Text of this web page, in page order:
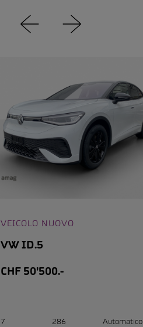
VEICOLO NUOVO
VW ID.5
CHF 50'500.-
7
286
Automatico